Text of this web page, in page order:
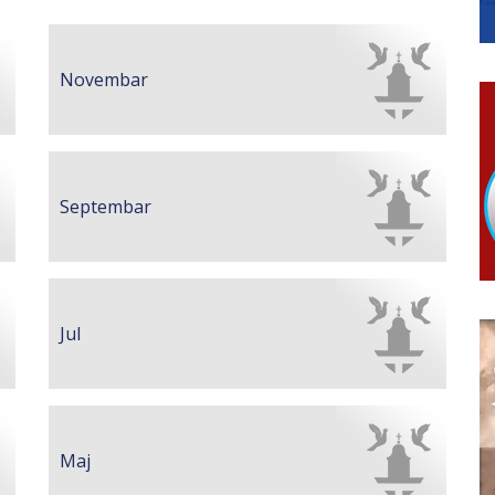
ODLAGANjA OTPADA UZ DODJELU FINANSIJSKE NAGRADE
Novembar
Septembar
Jul
Maj